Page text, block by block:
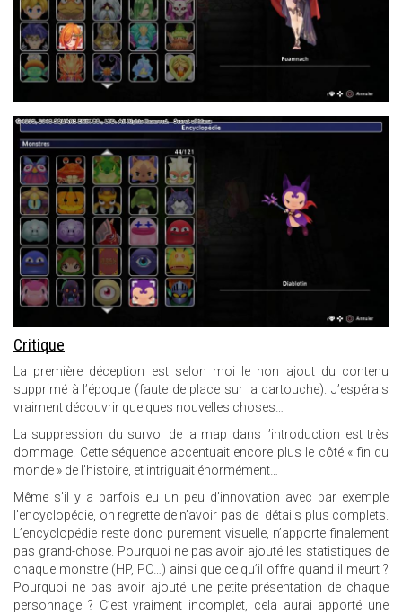
8.JPG
Critique
La première déception est selon moi le non ajout du contenu
supprimé à l’époque (faute de place sur la cartouche). J’espérais
vraiment découvrir quelques nouvelles choses…
La suppression du survol de la map dans l’introduction est très
dommage. Cette séquence accentuait encore plus le côté « fin du
monde » de l’histoire, et intriguait énormément…
Même s’il y a parfois eu un peu d’innovation avec par exemple
l’encyclopédie, on regrette de n’avoir pas de détails plus complets.
L’encyclopédie reste donc purement visuelle, n’apporte finalement
pas grand-chose. Pourquoi ne pas avoir ajouté les statistiques de
chaque monstre (HP, PO…) ainsi que ce qu’il offre quand il meurt ?
Pourquoi ne pas avoir ajouté une petite présentation de chaque
personnage ? C’est vraiment incomplet, cela aurai apporté une